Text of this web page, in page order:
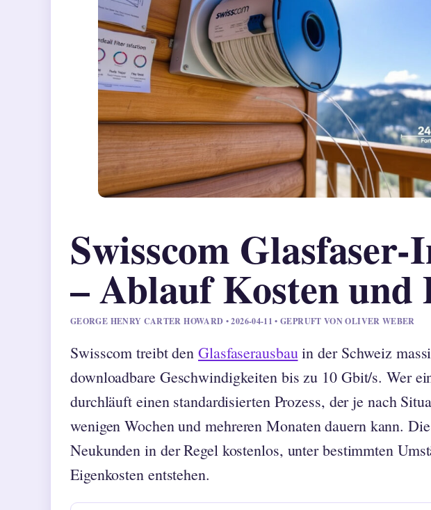
Swisscom
– Ablauf Kosten und
GEORGE HENRY CARTER HOWARD • 2026-04-11 • GEPRUFT VON OLIVER WEBER
Swisscom treibt den Glasfaserausbauin der Schweiz
downloadbare Geschwindigkeiten bis zu 10 Gbit/s. Wer
durchläuft einen standardisierten Prozess, der je nach
wenigen Wochen und mehreren Monaten dauern kann.
Neukunden in der Regel kostenlos, unter bestimmten
Eigenkosten entstehen.